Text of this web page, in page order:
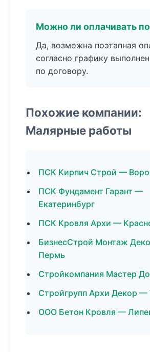
Можно ли оплачивать
Да, возможна поэтапная
согласно графику
по договору.
Похожие компании:
Малярные работы
ПСК Кирпич Строй —
ПСК Фундамент Гарант —
Екатеринбург
ПСК Кровля Архи —
БизнесСтрой Монтаж
Пермь
Стройкомпания Мастер
Стройгрупп Архи Декор —
ООО Бетон Кровля —